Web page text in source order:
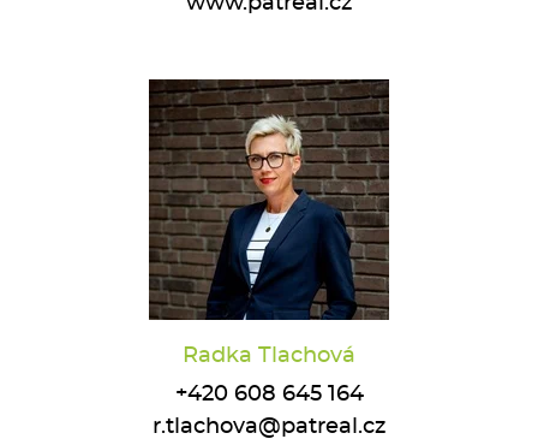
Radka Tlachová
+420 608 645 164
r.tlachova@patreal.cz